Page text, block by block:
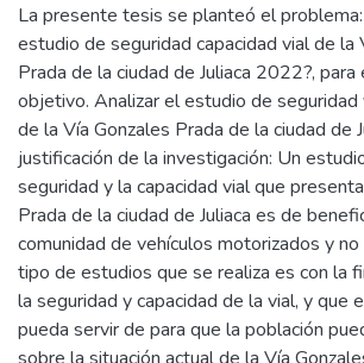
La presente tesis se planteó el
estudio de seguridad capacidad vial de la
Prada de la ciudad de Juliaca 2022?,
objetivo. Analizar el estudio de seguridad
de la Vía Gonzales Prada de la ciudad de
justificación de la investigación: Un
seguridad y la capacidad vial que
Prada de la ciudad de Juliaca es de
comunidad de vehículos motorizados y
tipo de estudios que se realiza es con la
la seguridad y capacidad de la vial, y que
pueda servir de para que la población